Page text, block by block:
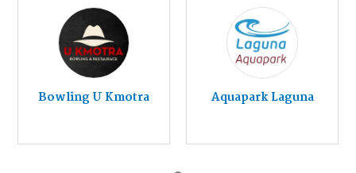
Bowling U Kmotra Aquapark Laguna